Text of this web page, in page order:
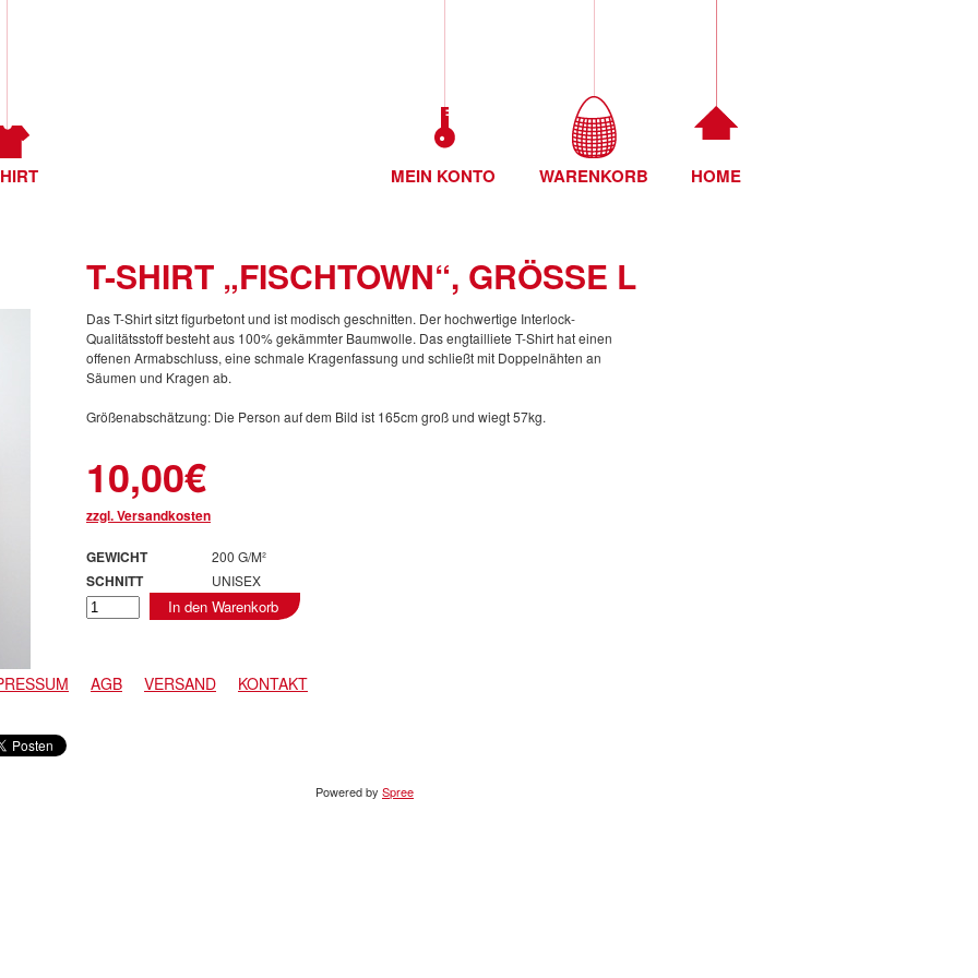
MEIN KONTO WARENKORB HOME
T-SHIRT „FISCHTOWN“, GRÖSSE L
Das T-Shirt sitzt figurbetont und ist modisch geschnitten. Der hochwertige Interlock-
Qualitätsstoff besteht aus 100% gekämmter Baumwolle. Das engtailliete T-Shirt hat einen
offenen Armabschluss, eine schmale Kragenfassung und schließt mit Doppelnähten an
Säumen und Kragen ab.
Größenabschätzung: Die Person auf dem Bild ist 165cm groß und wiegt 57kg.
10,00€
zzgl. Versandkosten
GEWICHT 200 G/M²
SCHNITT UNISEX
In den Warenkorb
AGB VERSAND KONTAKT
Powered by Spree